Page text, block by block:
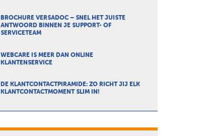
BROCHURE VERSADOC – SNEL HET JUISTE
ANTWOORD BINNEN JE SUPPORT- OF
SERVICETEAM
WEBCARE IS MEER DAN ONLINE
KLANTENSERVICE
DE KLANTCONTACTPIRAMIDE: ZO RICHT JIJ ELK
KLANTCONTACTMOMENT SLIM IN!